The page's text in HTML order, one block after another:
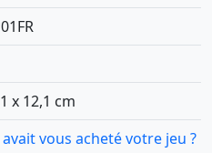
x 12,1 cm
vous acheté votre jeu ?